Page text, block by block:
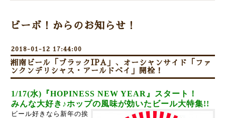
ビーボ！からのお知らせ！
2018-01-12 17:44:00
湘南ビール「ブラックIPA」、オーシャンサイド「ファ
ンクンデリシャス・アールドベイ」開栓！
1/17(水)『HOPINESS NEW YEAR』スタート！
みんな大好き♪ホップの風味が効いたビール大特集!!
ビール好きなら新年の挨